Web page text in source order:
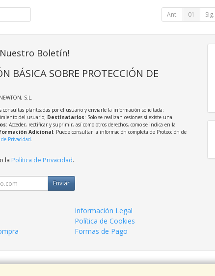
Ant. 01 Sig.
Boletín!
BÁSICA SOBRE PROTECCIÓN DE
S.L.
consultas planteadas por el usuario y enviarle la información solicitada;
del usuario; Destinatarios: Solo se realizan cesiones si existe una
: Acceder, rectificar y suprimir, así como otros derechos, como se indica en la
Adicional: Puede consultar la información completa de Protección de
Privacidad.
la Política de Privacidad.
Enviar
Información Legal
Política de Cookies
Formas de Pago